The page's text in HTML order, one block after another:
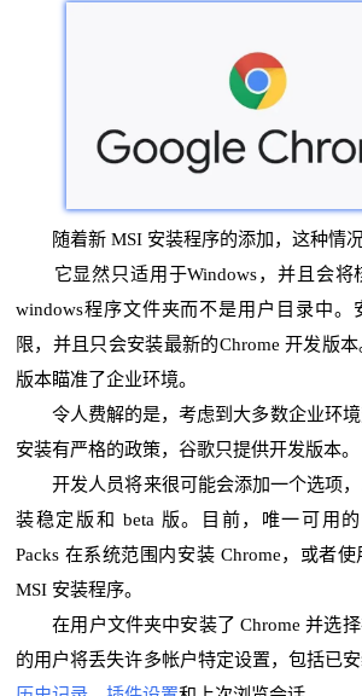
随着新 MSI 安装程序的添加，这种情况
它显然只适用于Windows，并且会将
windows程序文件夹而不是用户目录中。
限，并且只会安装最新的Chrome 开发版
版本瞄准了企业环境。
令人费解的是，考虑到大多数企业环境
安装有严格的政策，谷歌只提供开发版本。
开发人员将来很可能会添加一个选项，
装稳定版和 beta 版。目前，唯一可用
Packs 在系统范围内安装 Chrome，或者
MSI 安装程序。
在用户文件夹中安装了 Chrome 并选择
的用户将丢失许多帐户特定设置，包括已